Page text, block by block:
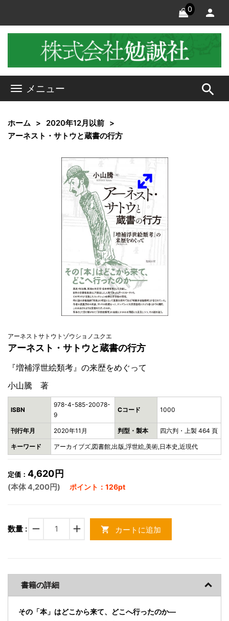
0
メニュー search
ホーム
2020年12月以前
アーネスト・サトウと蔵書の行方
アーネストサトウトゾウショノユクエ
アーネスト・サトウと蔵書の行方
『増補浮世絵類考』の来歴をめぐって
小山騰 著
ISBN
978-4-585-20078-
9
Cコード 1000
刊行年月 2020年11月 判型・製本 四六判・上製 464 頁
キーワード アーカイブズ,図書館,出版,浮世絵,美術,日本史,近現代
定価： 4,620円
(本体 4,200円) ポイント：126pt
数量 : remove add shopping_cart カートに追加
書籍の詳細
その「本」はどこから来て、どこへ行ったのか―